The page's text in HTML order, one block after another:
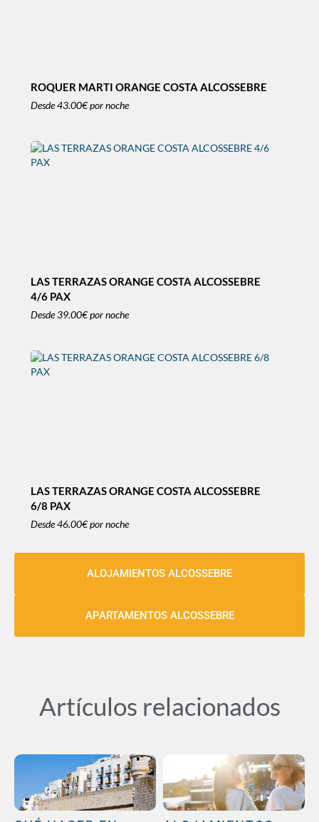
ROQUER MARTI ORANGE COSTA ALCOSSEBRE
Desde43.00€por noche
LAS TERRAZAS ORANGE COSTA ALCOSSEBRE
4/6 PAX
Desde39.00€por noche
LAS TERRAZAS ORANGE COSTA ALCOSSEBRE
6/8 PAX
Desde46.00€por noche
ALOJAMIENTOS ALCOSSEBRE
APARTAMENTOS ALCOSSEBRE
Artículos relacionados